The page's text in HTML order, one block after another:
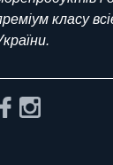
класу